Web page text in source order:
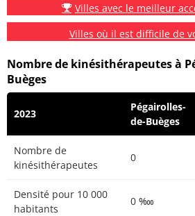
Villes avec le meilleur
Villes où il est difficile de
Nombre de kinésithérapeutes à
Buèges
2023
Pégairolles-
de-Buèges
Nombre de
kinésithérapeutes
0
Densité pour 10 000
habitants
0 ‱